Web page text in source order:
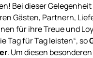
Bei dieser
Gästen, Partnern,
für ihre Treue und
Tag für Tag leisten“, so
. Um diesen